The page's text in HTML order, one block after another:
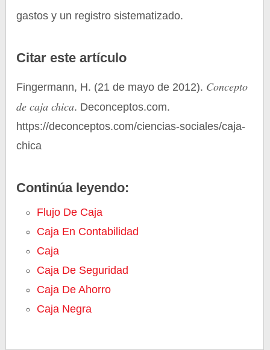
gastos y un registro sistematizado.
Citar este artículo
Fingermann, H. (21 de mayo de 2012). Concepto
de caja chica. Deconceptos.com.
https://deconceptos.com/ciencias-sociales/caja-
chica
Continúa leyendo:
Flujo De Caja
Caja En Contabilidad
Caja
Caja De Seguridad
Caja De Ahorro
Caja Negra